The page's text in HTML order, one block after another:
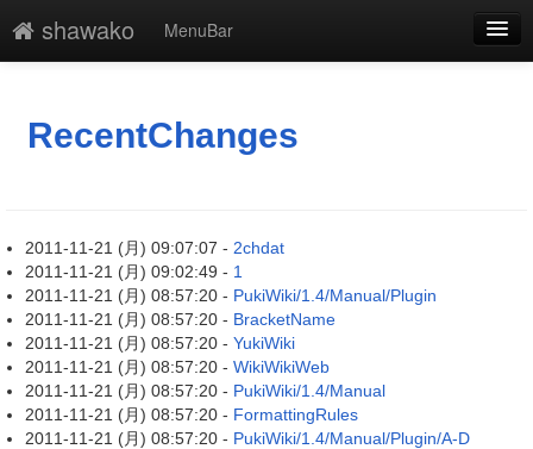
shawako
MenuBar
最終更新
RecentChanges
2011-11-21 (月) 09:07:07 - 2chdat
2011-11-21 (月) 09:02:49 - 1
2011-11-21 (月) 08:57:20 - PukiWiki/1.4/Manual/Plugin
2011-11-21 (月) 08:57:20 - BracketName
2011-11-21 (月) 08:57:20 - YukiWiki
2011-11-21 (月) 08:57:20 - WikiWikiWeb
2011-11-21 (月) 08:57:20 - PukiWiki/1.4/Manual
2011-11-21 (月) 08:57:20 - FormattingRules
2011-11-21 (月) 08:57:20 - PukiWiki/1.4/Manual/Plugin/A-D